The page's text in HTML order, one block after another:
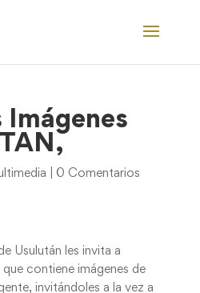
Imágenes
0 Comentarios
Usulután les invita a
contiene imágenes de
invitándoles a la vez a